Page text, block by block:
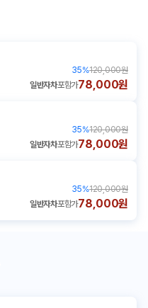
35%120,000원
일반자차포함가78,000원
35%120,000원
일반자차포함가78,000원
35%120,000원
일반자차포함가78,000원